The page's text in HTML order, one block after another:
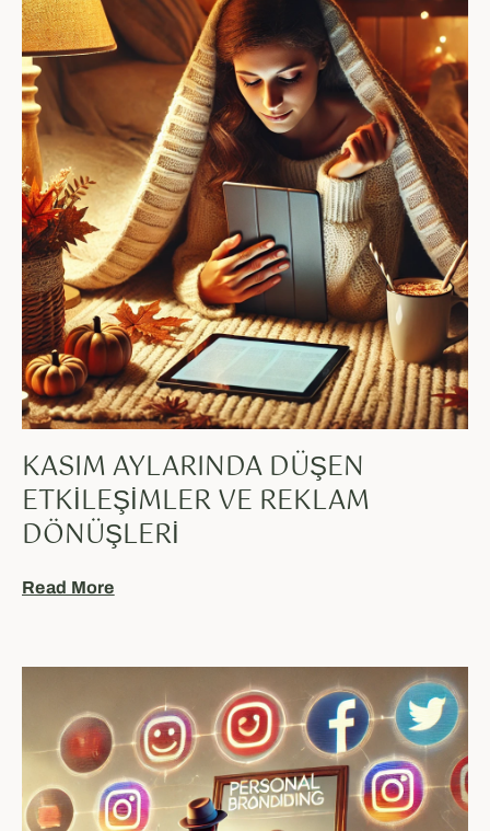
KASIM AYLARINDA DÜŞEN
ETKILEŞIMLER VE REKLAM
DÖNÜŞLERI
Read More